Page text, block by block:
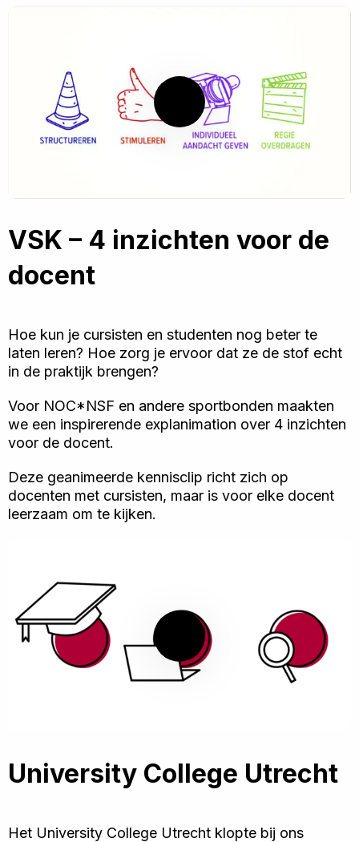
Speel
video
VSK – 4 inzichten voor de
docent
Hoe kun je cursisten en studenten nog beter te
laten leren? Hoe zorg je ervoor dat ze de stof echt
in de praktijk brengen?
Voor NOC*NSF en andere sportbonden maakten
we een inspirerende explanimation over 4 inzichten
voor de docent.
Deze geanimeerde kennisclip richt zich op
docenten met cursisten, maar is voor elke docent
leerzaam om te kijken.
Speel
video
af
University College Utrecht
Het University College Utrecht klopte bij ons